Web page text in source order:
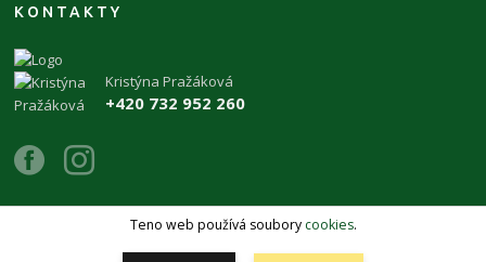
KONTAKTY
Kristýna Pražáková
+420 732 952 260
Teno web používá soubory cookies.